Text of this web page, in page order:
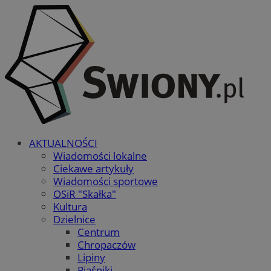
AKTUALNOŚCI
Wiadomości lokalne
Ciekawe artykuły
Wiadomości sportowe
OSiR "Skałka"
Kultura
Dzielnice
Centrum
Chropaczów
Lipiny